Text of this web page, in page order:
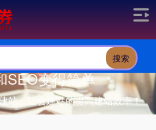
搜索
SEO变得简单
站，让会建站的提高建站效率！